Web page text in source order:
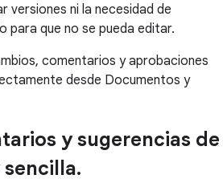
versiones ni la necesidad de
para que no se pueda editar.
comentarios y aprobaciones
desde Documentos y
y sugerencias de